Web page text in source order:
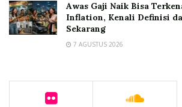
Awas Gaji Naik Bisa
Inflation, Kenali Definisi
Sekarang
7 AGUSTUS 2026